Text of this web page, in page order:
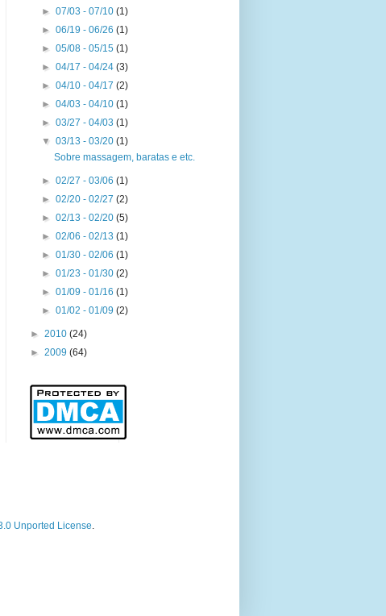
►07/03 - 07/10(1)
►06/19 - 06/26(1)
►05/08 - 05/15(1)
►04/17 - 04/24(3)
►04/10 - 04/17(2)
►04/03 - 04/10(1)
►03/27 - 04/03(1)
▼03/13 - 03/20(1)
Sobre massagem, baratas e etc.
►02/27 - 03/06(1)
►02/20 - 02/27(2)
►02/13 - 02/20(5)
►02/06 - 02/13(1)
►01/30 - 02/06(1)
►01/23 - 01/30(2)
►01/09 - 01/16(1)
►01/02 - 01/09(2)
► 2010 (24)
► 2009 (64)
Unported License.